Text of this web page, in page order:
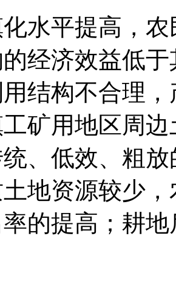
水平提高，
经济效益低
结构不合理
矿用地区周
、低效、粗
地资源较少
的提高；耕